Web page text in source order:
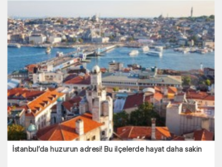
İstanbul’da huzurun adresi! Bu ilçelerde hayat daha sakin